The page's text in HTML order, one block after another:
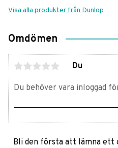
Visa alla produkter från Dunlop
Omdömen
Du
Bli den första att lämna ett